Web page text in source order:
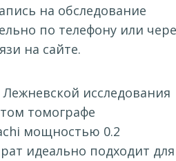
на обследование
по телефону или
на сайте.
исследования
томографе
мощностью 0.2
идеально подходит для